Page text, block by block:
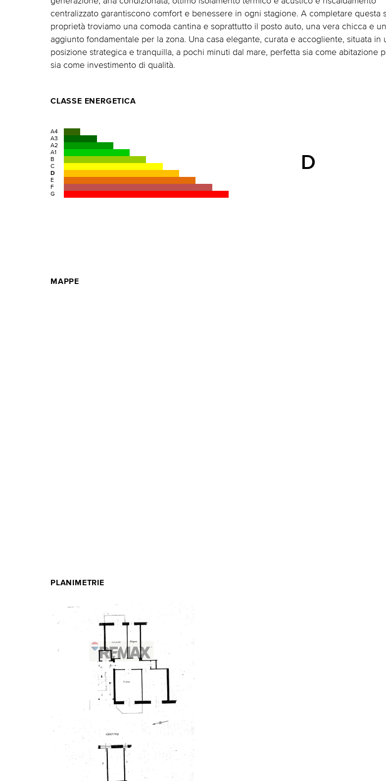
centralizzato garantiscono comfort e benessere in ogni stagione. A completare questa
proprietà troviamo una comoda cantina e soprattutto il posto auto, una vera chicca e
aggiunto fondamentale per la zona. Una casa elegante, curata e accogliente, situata in
posizione strategica e tranquilla, a pochi minuti dal mare, perfetta sia come abitazione
sia come investimento di qualità.
CLASSE ENERGETICA
A4
A3
A2
A1
B
C
D
E
F
G
D
MAPPE
PLANIMETRIE